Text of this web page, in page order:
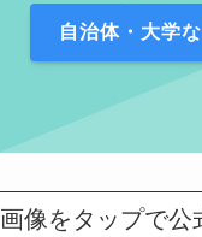
自治体・大学
画像をタップで公